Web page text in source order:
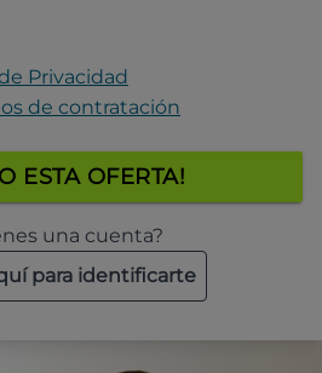
Privacidad
de contratación
ESTA OFERTA!
una cuenta?
para identificarte